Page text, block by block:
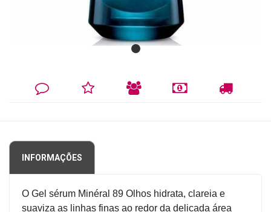
DEIXE
COMENTÁRIO
MINHA
LISTA
INDIQUE
FORMAS
CALCULAR
FRETE
INFORMAÇÕES
O Gel sérum Minéral 89 Olhos hidrata, clareia e
suaviza as linhas finas ao redor da delicada área